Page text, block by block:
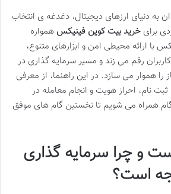
به دنیای ارزهای دیجیتال، دغدغه ی انتخاب
برای خرید بیت کوین فینیکس همواره
ارائه محیطی امن و ابزارهای متنوع،
رقم می زند و مسیر سرمایه گذاری در
را هموار می سازد. در این راهنما، از معرفی
نام، احراز هویت و انجام معامله در
همراه می شویم تا نخستین گام های موفق
و چرا سرمایه گذاری
است؟